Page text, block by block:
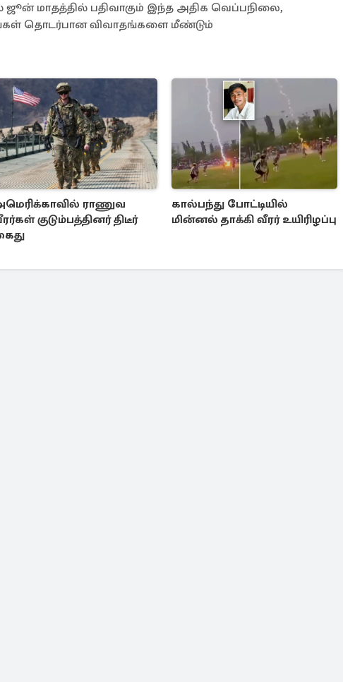
மாதத்தில் பதிவாகும் இந்த அதிக வெப்பநிலை,
தொடர்பான விவாதங்களை மீண்டும்
ராணுவ
குடும்பத்தினர் திடீர்
கால்பந்து போட்டியில்
மின்னல் தாக்கி வீரர் உயிரிழப்பு